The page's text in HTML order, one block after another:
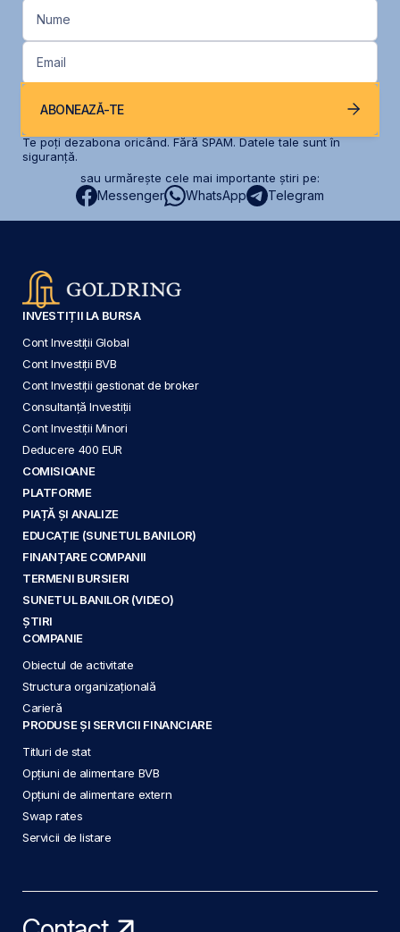
Nume
Email
ABONEAZĂ-TE
Te poți dezabona oricând. Fără SPAM. Datele tale sunt în
siguranță.
sau urmărește cele mai importante știri pe:
Messenger WhatsApp Telegram
INVESTIȚII LA BURSA
Cont Investiții Global
Cont Investiții BVB
Cont Investiții gestionat de broker
Consultanță Investiții
Cont Investiții Minori
Deducere 400 EUR
COMISIOANE
PLATFORME
PIAȚĂ ȘI ANALIZE
EDUCAȚIE (SUNETUL BANILOR)
FINANȚARE COMPANII
TERMENI BURSIERI
SUNETUL BANILOR (VIDEO)
ȘTIRI
COMPANIE
Obiectul de activitate
Structura organizațională
Carieră
PRODUSE ȘI SERVICII FINANCIARE
Titluri de stat
Opțiuni de alimentare BVB
Opțiuni de alimentare extern
Swap rates
Servicii de listare